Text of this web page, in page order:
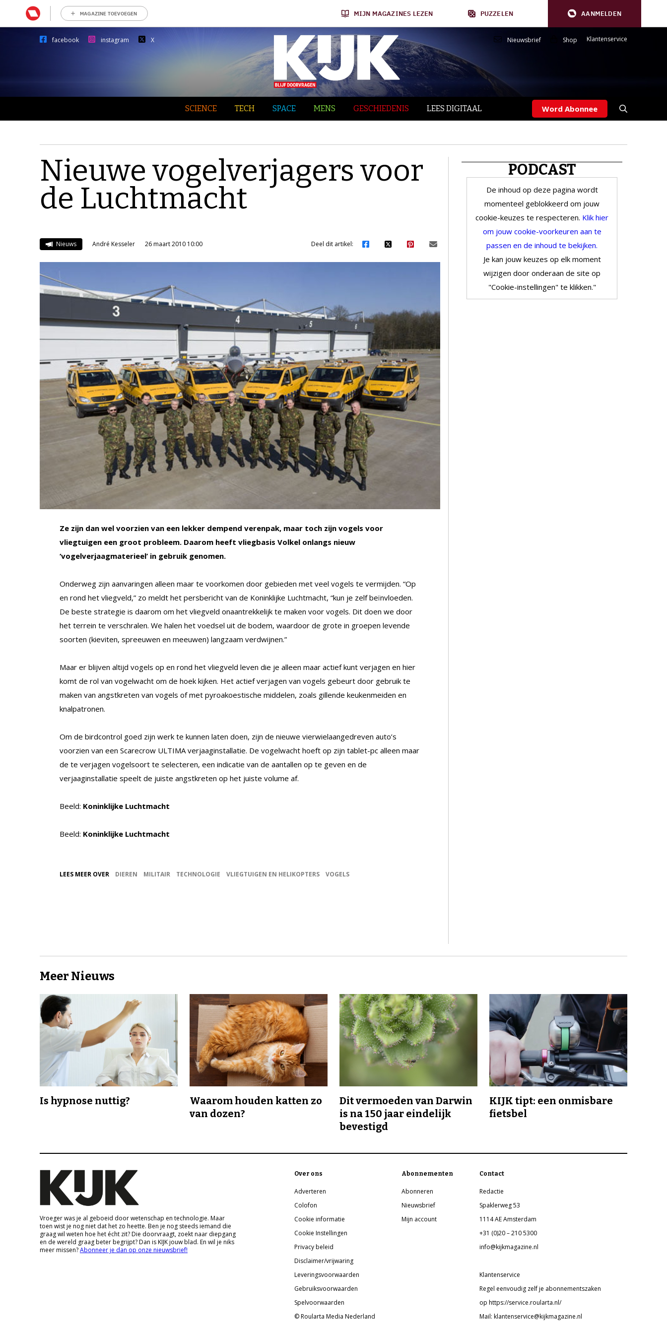
MAGAZINE TOEVOEGEN MIJN MAGAZINES LEZEN PUZZELEN AANMELDEN
facebook instagram X Nieuwsbrief Shop Klantenservice
SCIENCE TECH SPACE MENS GESCHIEDENIS LEES DIGITAAL Word Abonnee
Nieuwe vogelverjagers voor
de Luchtmacht
Nieuws André Kesseler 26 maart 2010 10:00 Deel dit artikel:
Ze zijn dan wel voorzien van een lekker dempend verenpak, maar toch zijn vogels voor
vliegtuigen een groot probleem. Daarom heeft vliegbasis Volkel onlangs nieuw
‘vogelverjaagmaterieel’ in gebruik genomen.
Onderweg zijn aanvaringen alleen maar te voorkomen door gebieden met veel vogels te vermijden. “Op
en rond het vliegveld,” zo meldt het persbericht van de Koninklijke Luchtmacht, “kun je zelf beïnvloeden.
De beste strategie is daarom om het vliegveld onaantrekkelijk te maken voor vogels. Dit doen we door
het terrein te verschralen. We halen het voedsel uit de bodem, waardoor de grote in groepen levende
soorten (kieviten, spreeuwen en meeuwen) langzaam verdwijnen.”
Maar er blijven altijd vogels op en rond het vliegveld leven die je alleen maar actief kunt verjagen en hier
komt de rol van vogelwacht om de hoek kijken. Het actief verjagen van vogels gebeurt door gebruik te
maken van angstkreten van vogels of met pyroakoestische middelen, zoals gillende keukenmeiden en
knalpatronen.
Om de birdcontrol goed zijn werk te kunnen laten doen, zijn de nieuwe vierwielaangedreven auto’s
voorzien van een Scarecrow ULTIMA verjaaginstallatie. De vogelwacht hoeft op zijn tablet-pc alleen maar
de te verjagen vogelsoort te selecteren, een indicatie van de aantallen op te geven en de
verjaaginstallatie speelt de juiste angstkreten op het juiste volume af.
Beeld: Koninklijke Luchtmacht
Beeld: Koninklijke Luchtmacht
LEES MEER OVER DIEREN MILITAIR TECHNOLOGIE VLIEGTUIGEN EN HELIKOPTERS VOGELS
PODCAST
De inhoud op deze pagina wordt
momenteel geblokkeerd om jouw
cookie-keuzes te respecteren. Klik hier
om jouw cookie-voorkeuren aan te
passen en de inhoud te bekijken.
Je kan jouw keuzes op elk moment
wijzigen door onderaan de site op
"Cookie-instellingen" te klikken."
Meer Nieuws
Is hypnose nuttig?
Waarom houden katten zo
van dozen?
Dit vermoeden van Darwin
is na 150 jaar eindelijk
bevestigd
KIJK tipt: een onmisbare
fietsbel
Vroeger was je al geboeid door wetenschap en technologie. Maar
toen wist je nog niet dat het zo heette. Ben je nog steeds iemand die
graag wil weten hoe het écht zit? Die doorvraagt, zoekt naar diepgang
en de wereld graag beter begrijpt? Dan is KIJK jouw blad. En wil je niks
meer missen?Abonneer je dan op onze nieuwsbrief!
Over ons
Adverteren
Colofon
Cookie informatie
Cookie Instellingen
Privacy beleid
Disclaimer/vrijwaring
Leveringsvoorwaarden
Gebruiksvoorwaarden
Spelvoorwaarden
© Roularta Media Nederland
Abonnementen
Abonneren
Nieuwsbrief
Mijn account
Contact
Redactie
Spaklerweg 53
1114 AE Amsterdam
+31 (0)20 – 210 5300
info@kijkmagazine.nl
Klantenservice
Regel eenvoudig zelf je abonnementszaken
op https://service.roularta.nl/
Mail: klantenservice@kijkmagazine.nl